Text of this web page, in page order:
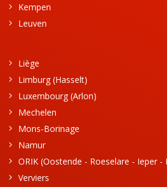
Kempen
Leuven
Liège
Limburg (Hasselt)
Luxembourg (Arlon)
Mechelen
Mons-Borinage
Namur
ORIK (Oostende - Roeselare - Ieper -
Verviers